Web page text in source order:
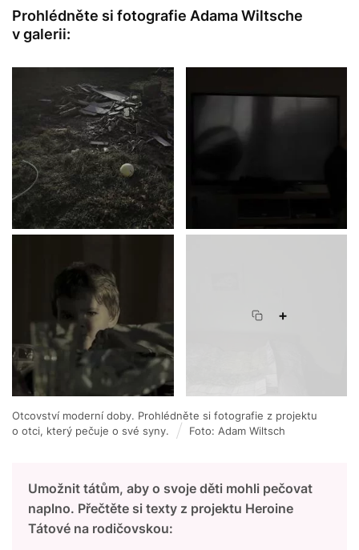
Prohlédněte si fotografie Adama Wiltsche
v galerii:
+
Otcovství moderní doby. Prohlédněte si fotografie z projektu
o otci, který pečuje o své syny.
Foto: Adam Wiltsch
Umožnit tátům, aby o svoje děti mohli pečovat
naplno. Přečtěte si texty z projektu Heroine
Tátové na rodičovskou: